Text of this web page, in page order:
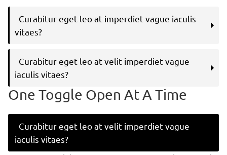
Curabitur eget leo at imperdiet vague iaculis
vitaes?
Curabitur eget leo at velit imperdiet vague
iaculis vitaes?
One Toggle Open At A Time
Curabitur eget leo at velit imperdiet vague
iaculis vitaes?